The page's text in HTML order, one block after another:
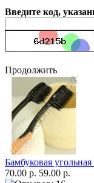
Введите код,
Продолжить
Бамбуковая
70.00 р. 59.00 р.